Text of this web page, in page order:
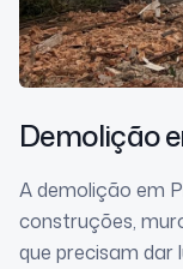
Demolição
A demolição em
construções,
que precisam dar